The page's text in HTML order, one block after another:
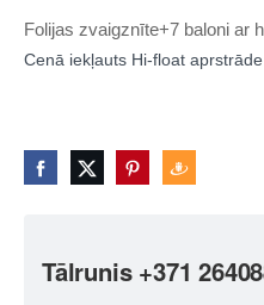
Tālrunis +371
Folijas zvaigznīte+7 baloni ar
Cenā iekļauts Hi-float